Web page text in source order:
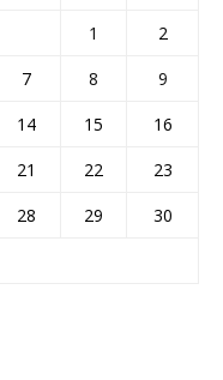
1
2
7 8
9
14 15
16
21 22
23
28 29
30